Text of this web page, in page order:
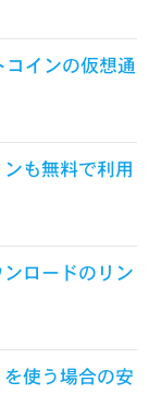
インの仮想通
も無料で利用
ロードのリン
使う場合の安